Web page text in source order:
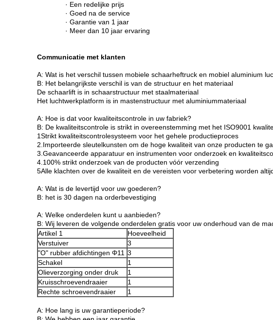
· Een redelijke prijs
· Goed na de service
· Garantie van 1 jaar
· Meer dan 10 jaar ervaring
Communicatie met klanten
A: Wat is het verschil tussen mobiele schaarheftruck en mobiel aluminium
B: Het belangrijkste verschil is van de structuur en het materiaal
De schaarlift is in schaarstructuur met staalmateriaal
Het luchtwerkplatform is in mastenstructuur met aluminiummateriaal
A: Hoe is dat voor kwaliteitscontrole in uw fabriek?
B: De kwaliteitscontrole is strikt in overeenstemming met het ISO9001
1Strikt kwaliteitscontrolesysteem voor het gehele productieproces
2.Importeerde sleutelkunsten om de hoge kwaliteit van onze producten te
3.Geavanceerde apparatuur en instrumenten voor onderzoek en
4.100% strikt onderzoek van de producten vóór verzending
5Alle klachten over de kwaliteit en de vereisten voor verbetering worden
A: Wat is de levertijd voor uw goederen?
B: het is 30 dagen na orderbevestiging
A: Welke onderdelen kunt u aanbieden?
B: Wij leveren de volgende onderdelen gratis voor uw onderhoud van de
Artikel 1
Hoeveelheid
Verstuiver
3
"O" rubber afdichtingen Φ11 3
Schakel
1
Olieverzorging onder druk
1
Kruisschroevendraaier
1
Rechte schroevendraaier
1
A: Hoe lang is uw garantieperiode?